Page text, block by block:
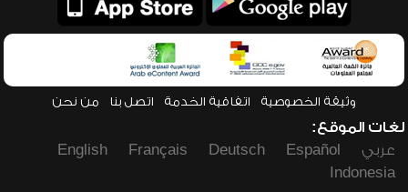
وثيقة الخصوصية اتفاقية الخدمة اتصل بنا من نحن
لغات الموقع:
عربي
Español
Deutsch
Français
English
Indonesia